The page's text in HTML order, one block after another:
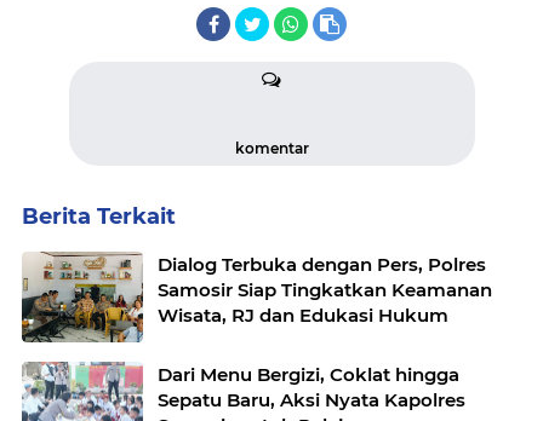
komentar
Berita Terkait
Dialog Terbuka dengan Pers, Polres
Samosir Siap Tingkatkan Keamanan
Wisata, RJ dan Edukasi Hukum
Dari Menu Bergizi, Coklat hingga
Sepatu Baru, Aksi Nyata Kapolres